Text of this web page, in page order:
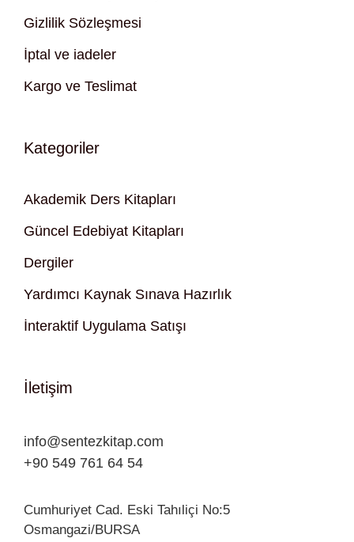
Gizlilik Sözleşmesi
İptal ve iadeler
Kargo ve Teslimat
Kategoriler
Akademik Ders Kitapları
Güncel Edebiyat Kitapları
Dergiler
Yardımcı Kaynak Sınava Hazırlık
İnteraktif Uygulama Satışı
İletişim
info@sentezkitap.com
+90 549 761 64 54
Cumhuriyet Cad. Eski Tahıliçi No:5
Osmangazi/BURSA